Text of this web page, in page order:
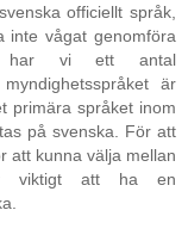
officiellt språk,
inte vågat genomföra
har vi ett antal
är
primära språket inom
på svenska. För att
att kunna välja mellan
viktigt att ha en